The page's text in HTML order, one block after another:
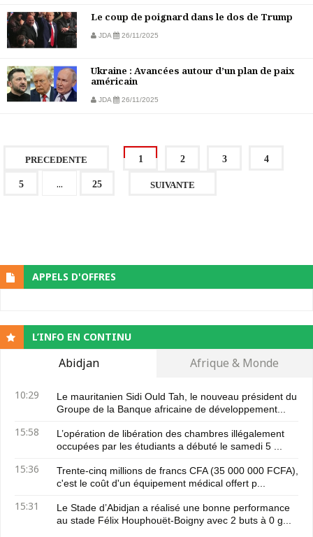
Le coup de poignard dans le dos de Trump
JDA 26/11/2025
Ukraine : Avancées autour d’un plan de paix
américain
JDA 26/11/2025
PRECEDENTE 1 2 3 4
5 ... 25 SUIVANTE
APPELS D'OFFRES
L’INFO EN CONTINU
Abidjan Afrique & Monde
10:29
Le mauritanien Sidi Ould Tah, le nouveau président du
Groupe de la Banque africaine de développement...
15:58
L’opération de libération des chambres illégalement
occupées par les étudiants a débuté le samedi 5 ...
15:36
Trente-cinq millions de francs CFA (35 000 000 FCFA),
c'est le coût d'un équipement médical offert p...
15:31
Le Stade d’Abidjan a réalisé une bonne performance
au stade Félix Houphouët-Boigny avec 2 buts à 0 g...